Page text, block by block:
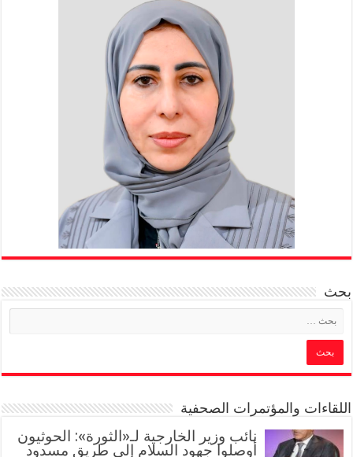
بحث
اللقاءات والمؤتمرات الصحفية
‏نائب وزير الخارجية لـ«الثورة»: الحوثيون
أوصلوا جهود السلام إلى طريق مسدود